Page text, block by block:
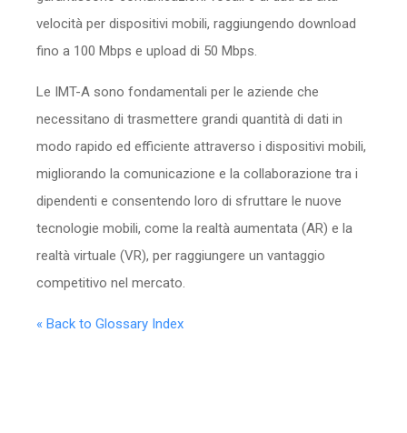
velocità per dispositivi mobili, raggiungendo download
fino a 100 Mbps e upload di 50 Mbps.
Le IMT-A sono fondamentali per le aziende che
necessitano di trasmettere grandi quantità di dati in
modo rapido ed efficiente attraverso i dispositivi mobili,
migliorando la comunicazione e la collaborazione tra i
dipendenti e consentendo loro di sfruttare le nuove
tecnologie mobili, come la realtà aumentata (AR) e la
realtà virtuale (VR), per raggiungere un vantaggio
competitivo nel mercato.
« Back to Glossary Index